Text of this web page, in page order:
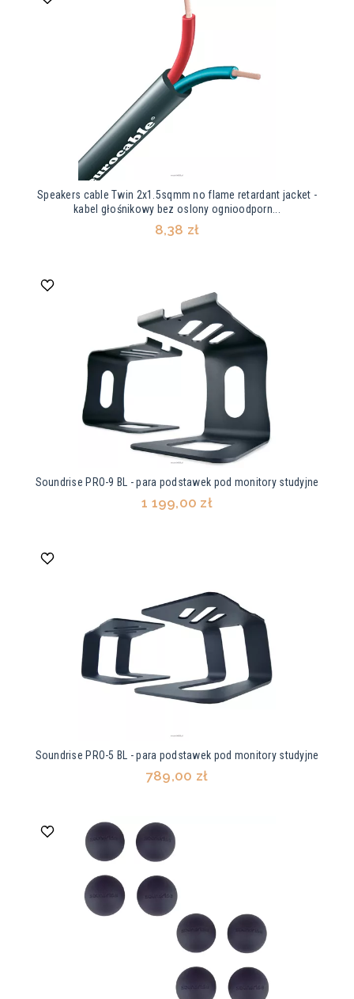
Speakers cable Twin 2x1.5sqmm no flame retardant jacket -
kabel głośnikowy bez oslony ognioodporn...
8,38 zł
Soundrise PRO-9 BL - para podstawek pod monitory studyjne
1 199,00 zł
Soundrise PRO-5 BL - para podstawek pod monitory studyjne
789,00 zł